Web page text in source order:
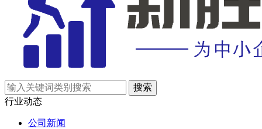
行业动态
公司新闻